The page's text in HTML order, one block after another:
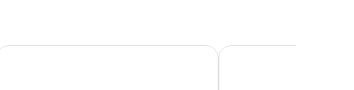
Kasteelhof 't Hooghe Hotel Ambrosia